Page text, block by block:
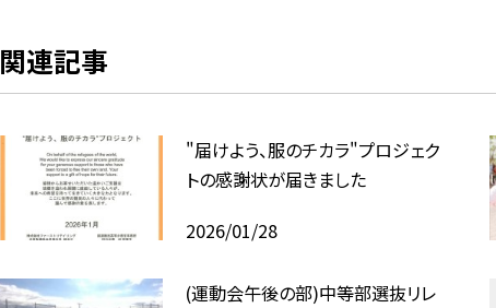
関連記事
"届けよう、服のチカラ"プロジェク
トの感謝状が届きました
2026/01/28
(運動会午後の部)中等部選抜リレ